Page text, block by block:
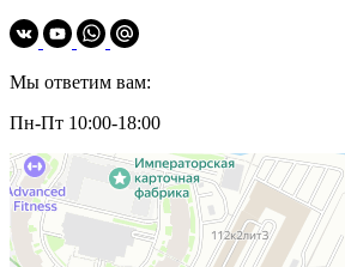
Мы ответим вам:
Пн-Пт 10:00-18:00